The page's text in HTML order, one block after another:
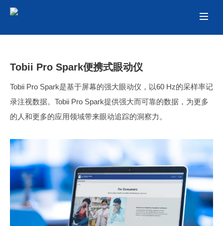
Tobii Pro Spark便携式眼动仪
Tobii Pro Spark是基于屏幕的强大眼动仪，以60 Hz的采样率记
录注视数据。Tobii Pro Spark提供强大而可靠的数据，为更多
的人和更多的应用领域带来眼动追踪的洞察力。